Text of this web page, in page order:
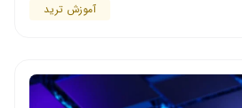
آموزش ترید